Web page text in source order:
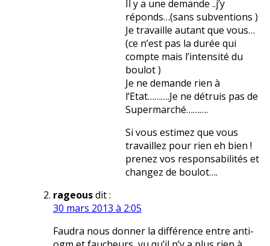
Il y a une demande ..j’y
réponds…(sans subventions )
Je travaille autant que vous…
(ce n’est pas la durée qui
compte mais l’intensité du
boulot )
Je ne demande rien à
l’Etat……….Je ne détruis pas de
Supermarché……….
Si vous estimez que vous
travaillez pour rien eh bien !
prenez vos responsabilités et
changez de boulot….
rageousdit :
30 mars 2013 à 2:05
Faudra nous donner la différence entre anti-